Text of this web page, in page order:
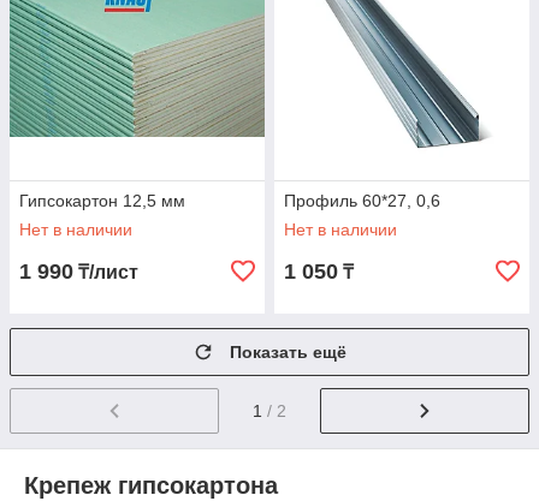
Гипсокартон 12,5 мм
Нет в наличии
1 990 ₸/лист
Профиль 60*27, 0,6
Нет в наличии
1 050 ₸
Показать ещё
1 / 2
Крепеж гипсокартона